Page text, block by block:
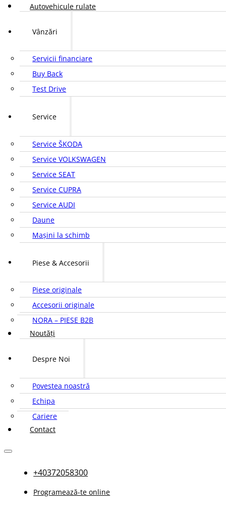
Autovehicule rulate
Vânzări
Servicii financiare
Buy Back
Test Drive
Service
Service ŠKODA
Service VOLKSWAGEN
Service SEAT
Service CUPRA
Service AUDI
Daune
Mașini la schimb
Piese & Accesorii
Piese originale
Accesorii originale
NORA – PIESE B2B
Noutăți
Despre Noi
Povestea noastră
Echipa
Cariere
Contact
+40372058300
Programează-te online